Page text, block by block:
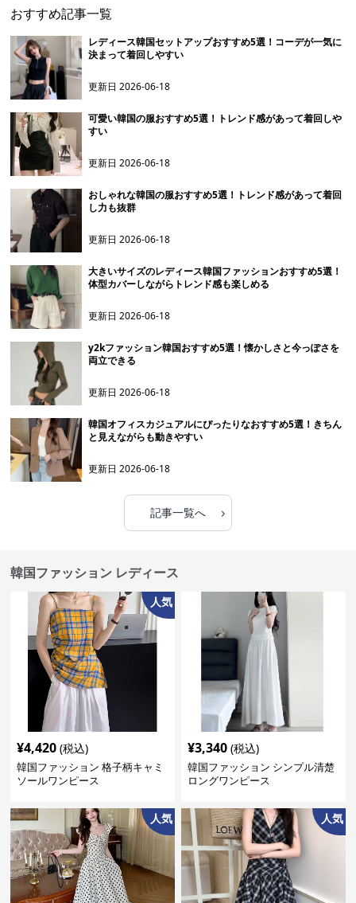
おすすめ記事一覧
レディース韓国セットアップおすすめ5選！コーデが一気に
決まって着回しやすい
更新日2026-06-18
可愛い韓国の服おすすめ5選！トレンド感があって着回しや
すい
更新日2026-06-18
おしゃれな韓国の服おすすめ5選！トレンド感があって着回
し力も抜群
更新日2026-06-18
大きいサイズのレディース韓国ファッションおすすめ5選！
体型カバーしながらトレンド感も楽しめる
更新日2026-06-18
y2kファッション韓国おすすめ5選！懐かしさと今っぽさを
両立できる
更新日2026-06-18
韓国オフィスカジュアルにぴったりなおすすめ5選！きちん
と見えながらも動きやすい
更新日2026-06-18
記事一覧へ ›
韓国ファッション レディース
人気
¥4,420 (税込)
韓国ファッション 格子柄キャミ
ソールワンピース
¥3,340 (税込)
韓国ファッション シンプル清楚
ロングワンピース
人気 人気